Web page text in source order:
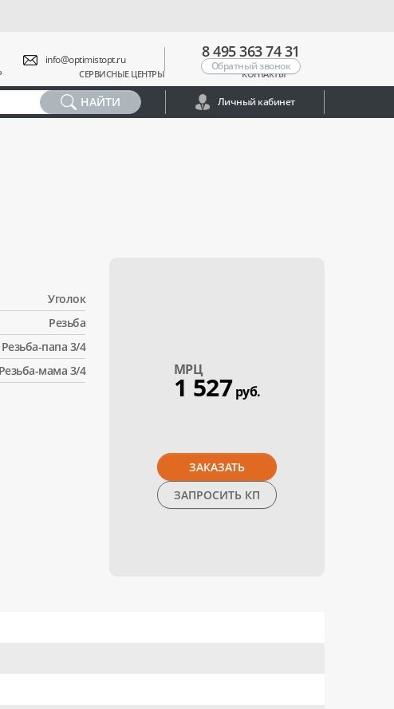
СЕРВИСНЫЕ ЦЕНТРЫ КОНТАКТЫ
info@optimistopt.ru 8 495 363 74 31
Обратный звонок
НАЙТИ Личный кабинет
Уголок
Резьба
Резьба-папа 3/4
Резьба-мама 3/4 МPЦ
1 527 руб.
ЗАКАЗАТЬ
ЗАПРОСИТЬ КП